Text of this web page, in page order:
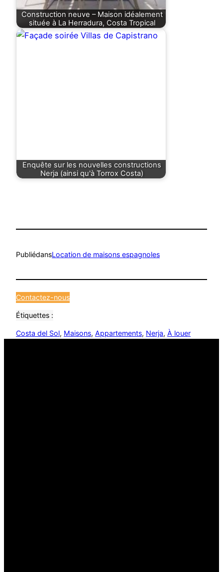
Construction neuve – Maison idéalement
située à La Herradura, Costa Tropical
Enquête sur les nouvelles constructions
Nerja (ainsi qu'à Torrox Costa)
PubliédansLocation de maisons espagnoles
Contactez-nous
Étiquettes :
Costa del Sol, Maisons, Appartements, Nerja, À louer